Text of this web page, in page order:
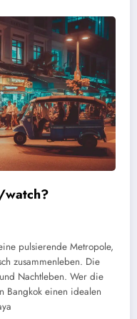
pulsierende Metropole,
zusammenleben. Die
Nachtleben. Wer die
Bangkok einen idealen